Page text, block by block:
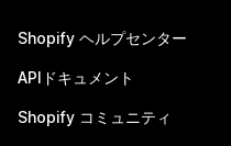
Shopify ヘルプセンター
APIドキュメント
Shopify コミュニティ